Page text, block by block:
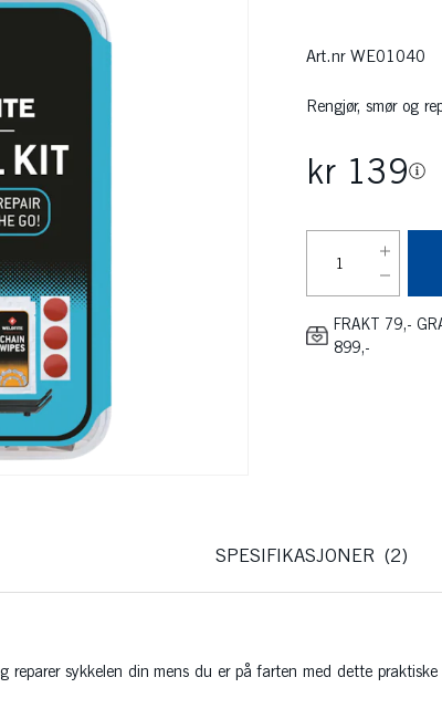
Art.nr WE01040
Rengjør, smør og
kr 139
FRAKT 79,-
899,-
SPESIFIKASJONER 2
reparer sykkelen din mens du er på farten med dette praktiske